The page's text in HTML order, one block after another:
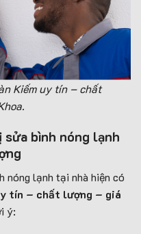
Kiếm uy tín – chất
sửa bình nóng lạnh
nóng lạnh tại nhà hiện có
tín – chất lượng – giá
ý: